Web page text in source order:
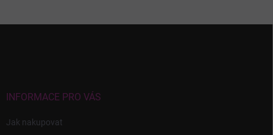
INFORMACE PRO VÁS
Jak nakupovat